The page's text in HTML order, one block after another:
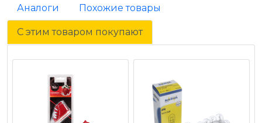
Аналоги Похожие товары
С этим товаром покупают